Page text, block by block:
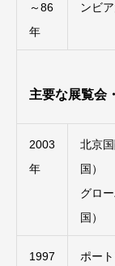
～86
年
ンビ
主要な展覧会
2003
年
北京
国）
グロ
国）
1997
ポー